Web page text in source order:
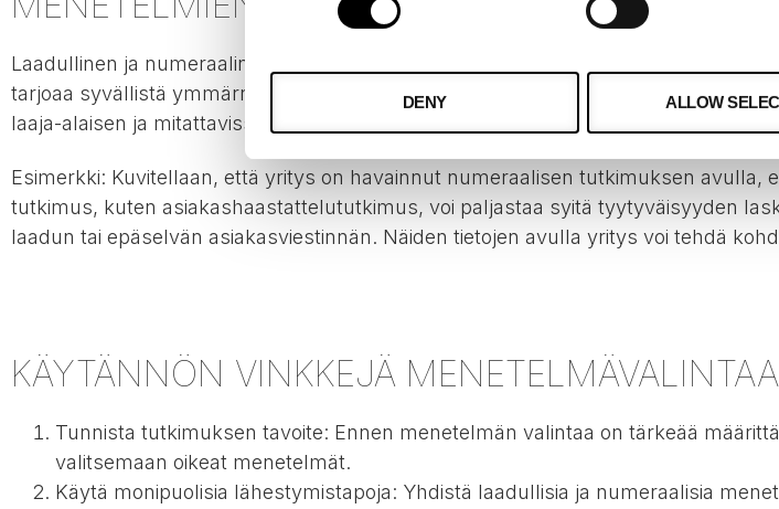
DENY ALLOW
Laadullinen ja numeraalinen tutkimus eivät ole toisiaan poissulkevia, vaan ne
tarjoaa syvällistä ymmärrystä, joka auttaa tulkitsemaan numeraalista dataa
laaja-alaisen ja mitattavissa olevan näkökulman, joka tukee laadullisen
Esimerkki: Kuvitellaan, että yritys on havainnut numeraalisen tutkimuksen avulla,
tutkimus, kuten asiakashaastattelututkimus, voi paljastaa syitä tyytyväisyyden
laadun tai epäselvän asiakasviestinnän. Näiden tietojen avulla yritys voi tehdä
KÄYTÄNNÖN VINKKEJÄ
Tunnista tutkimuksen tavoite: Ennen menetelmän valintaa on tärkeää
valitsemaan oikeat menetelmät.
Käytä monipuolisia lähestymistapoja: Yhdistä laadullisia ja numeraalisia